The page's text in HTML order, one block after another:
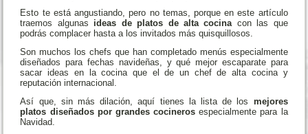
Esto te está angustiando, pero no temas, porque en este artículo
traemos algunas ideas de platos de alta cocina con las que
podrás complacer hasta a los invitados más quisquillosos.
Son muchos los chefs que han completado menús especialmente
diseñados para fechas navideñas, y qué mejor escaparate para
sacar ideas en la cocina que el de un chef de alta cocina y
reputación internacional.
Así que, sin más dilación, aquí tienes la lista de los mejores
platos diseñados por grandes cocineros especialmente para la
Navidad.